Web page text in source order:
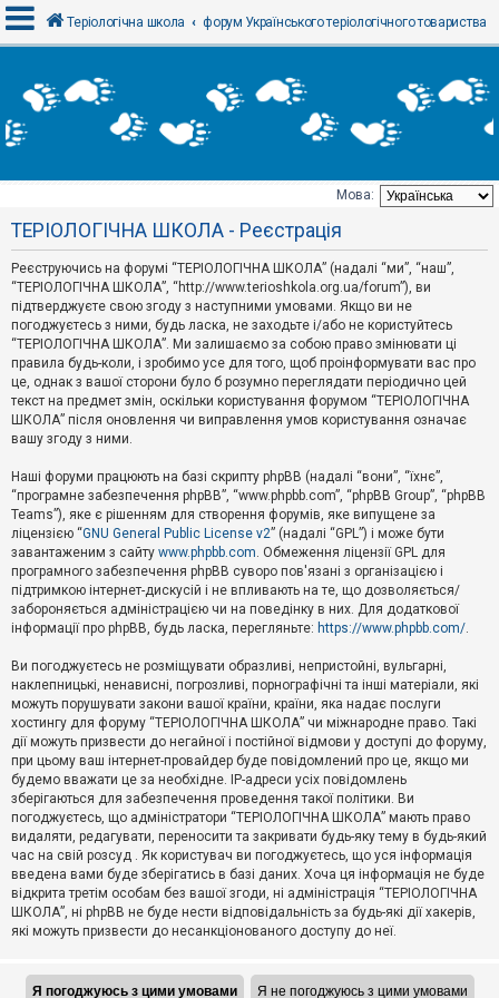
х
і
Т
е
м
и
б
е
з
в
і
д
п
о
в
і
д
й
А
к
т
и
в
н
і
м
и
П
о
ш
у
Д
о
п
о
м
Теріологічна школа форум Українського теріологічного товариства
Мова:
ТЕРІОЛОГІЧНА ШКОЛА - Реєстрація
Реєструючись на форумі “ТЕРІОЛОГІЧНА ШКОЛА” (надалі “ми”, “наш”,
“ТЕРІОЛОГІЧНА ШКОЛА”, “http://www.terioshkola.org.ua/forum”), ви
підтверджуєте свою згоду з наступними умовами. Якщо ви не
погоджуєтесь з ними, будь ласка, не заходьте і/або не користуйтесь
“ТЕРІОЛОГІЧНА ШКОЛА”. Ми залишаємо за собою право змінювати ці
правила будь-коли, і зробимо усе для того, щоб проінформувати вас про
це, однак з вашої сторони було б розумно переглядати періодично цей
текст на предмет змін, оскільки користування форумом “ТЕРІОЛОГІЧНА
ШКОЛА” після оновлення чи виправлення умов користування означає
вашу згоду з ними.
Наші форуми працюють на базі скрипту phpBB (надалі “вони”, “їхнє”,
“програмне забезпечення phpBB”, “www.phpbb.com”, “phpBB Group”, “phpBB
Teams”), яке є рішенням для створення форумів, яке випущене за
ліцензією “GNU General Public License v2” (надалі “GPL”) і може бути
завантаженим з сайту www.phpbb.com. Обмеження ліцензії GPL для
програмного забезпечення phpBB суворо пов'язані з організацією і
підтримкою інтернет-дискусій і не впливають на те, що дозволяється/
забороняється адміністрацією чи на поведінку в них. Для додаткової
інформації про phpBB, будь ласка, перегляньте: https://www.phpbb.com/.
Ви погоджуєтесь не розміщувати образливі, непристойні, вульгарні,
наклепницькі, ненависні, погрозливі, порнографічні та інші матеріали, які
можуть порушувати закони вашої країни, країни, яка надає послуги
хостингу для форуму “ТЕРІОЛОГІЧНА ШКОЛА” чи міжнародне право. Такі
дії можуть призвести до негайної і постійної відмови у доступі до форуму,
при цьому ваш інтернет-провайдер буде повідомлений про це, якщо ми
будемо вважати це за необхідне. IP-адреси усіх повідомлень
зберігаються для забезпечення проведення такої політики. Ви
погоджуєтесь, що адміністратори “ТЕРІОЛОГІЧНА ШКОЛА” мають право
видаляти, редагувати, переносити та закривати будь-яку тему в будь-який
час на свій розсуд . Як користувач ви погоджуєтесь, що уся інформація
введена вами буде зберігатись в базі даних. Хоча ця інформація не буде
відкрита третім особам без вашої згоди, ні адміністрація “ТЕРІОЛОГІЧНА
ШКОЛА”, ні phpBB не буде нести відповідальність за будь-які дії хакерів,
які можуть призвести до несанкціонованого доступу до неї.